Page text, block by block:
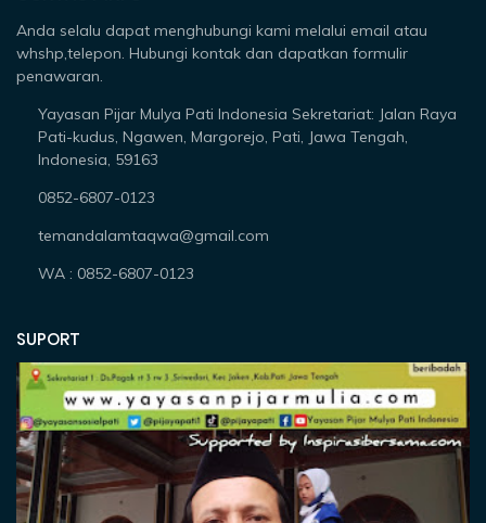
Anda selalu dapat menghubungi kami melalui email atau
whshp,telepon. Hubungi kontak dan dapatkan formulir
penawaran.
Yayasan Pijar Mulya Pati Indonesia Sekretariat: Jalan Raya
Pati-kudus, Ngawen, Margorejo, Pati, Jawa Tengah,
Indonesia, 59163
0852-6807-0123
temandalamtaqwa@gmail.com
WA : 0852-6807-0123
SUPORT